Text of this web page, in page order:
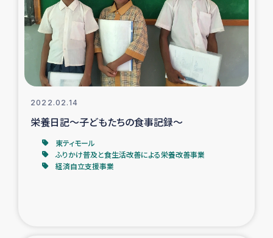
ベイルート大規模爆発被災者支援
女性の生計向上支援
アグロフォレストリー（カカオ）事業
2022.02.14
栄養日記～子どもたちの食事記録～
東ティモール
ふりかけ普及と食生活改善による栄養改善事業
経済自立支援事業